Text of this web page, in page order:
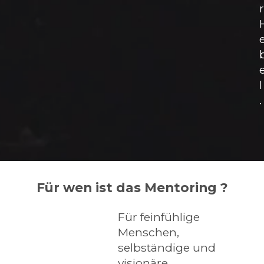
r
l
.
Für wen ist das Mentoring ?
Für feinfühlige
Menschen,
selbständige und